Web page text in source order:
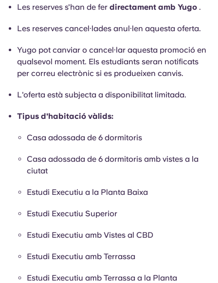
Les reserves s'han de fer directament amb Yugo .
Les reserves cancel·lades anul·len aquesta oferta.
Yugo pot canviar o cancel·lar aquesta promoció en
qualsevol moment. Els estudiants seran notificats
per correu electrònic si es produeixen canvis.
L'oferta està subjecta a disponibilitat limitada.
Tipus d'habitació vàlids:
Casa adossada de 6 dormitoris
Casa adossada de 6 dormitoris amb vistes a la
ciutat
Estudi Executiu a la Planta Baixa
Estudi Executiu Superior
Estudi Executiu amb Vistes al CBD
Estudi Executiu amb Terrassa
Estudi Executiu amb Terrassa a la Planta